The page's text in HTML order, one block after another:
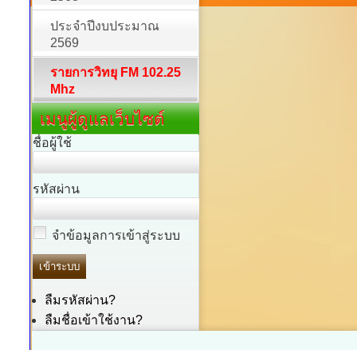
ประจำปีงบประมาณ
2569
รายการวิทยุ FM 102.25
Mhz
เมนูผู้ดูแลเว็บไซต์
ชื่อผู้ใช้
รหัสผ่าน
จำข้อมูลการเข้าสู่ระบบ
ลืมรหัสผ่าน?
ลืมชื่อเข้าใช้งาน?